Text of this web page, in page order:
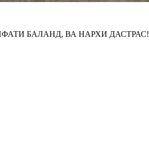
БАЛАНД, ВА НАРХИ ДАСТРАС!